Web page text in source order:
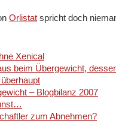
Orlistat spricht doch
Xenical
beim Übergewicht,
– Blogbilanz 2007
zum Abnehmen?